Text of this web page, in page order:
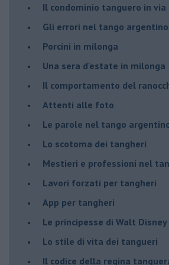
Il condominio tanguero in via
Gli errori nel tango argentino
Porcini in milonga
Una sera d'estate in milonga
Il comportamento del
Attenti alle foto
Le parole nel tango
Lo scotoma dei tangheri
Mestieri e professioni nel
Lavori forzati per tangheri
App per tangheri
Le principesse di Walt
Lo stile di vita dei tangueri
Il codice della regina